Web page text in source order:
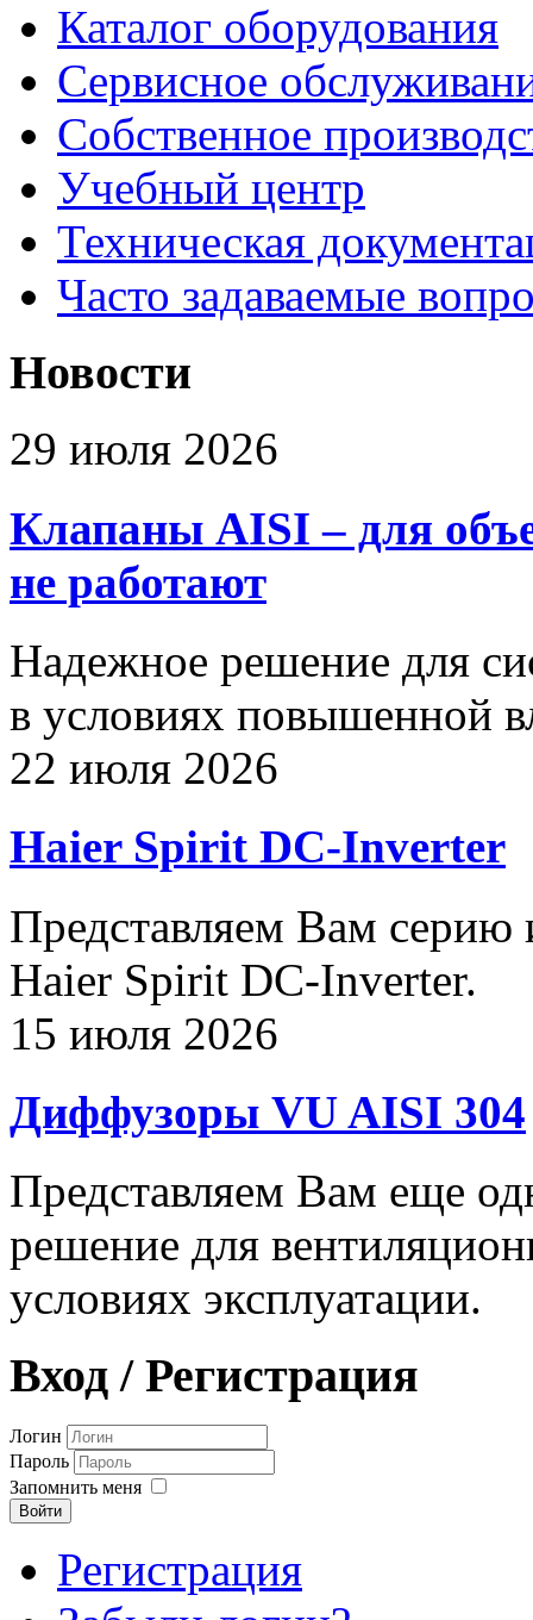
Каталог оборудования
Сервисное
Собственное
Учебный центр
Техническая
Часто задаваемые
Новости
29 июля 2026
Клапаны AISI – для
не работают
Надежное решение для
в условиях повышенной
22 июля 2026
Haier Spirit DC-Inverter
Представляем Вам серию
Haier Spirit DC-Inverter.
15 июля 2026
Диффузоры VU AISI 304
Представляем Вам еще
решение для
условиях эксплуатации.
Вход / Регистрация
Логин
Пароль
Запомнить меня
Войти
Регистрация